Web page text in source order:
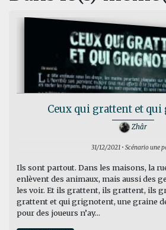
Ceux qui grattent et
Zhâr
31/12/2021 • Scénario une
Ils sont partout. Dans les maisons, la
enlèvent des animaux, mais aussi des
les voir. Et ils grattent, ils grattent, ils
grattent et qui grignotent, une graine
pour des joueurs n’ay...